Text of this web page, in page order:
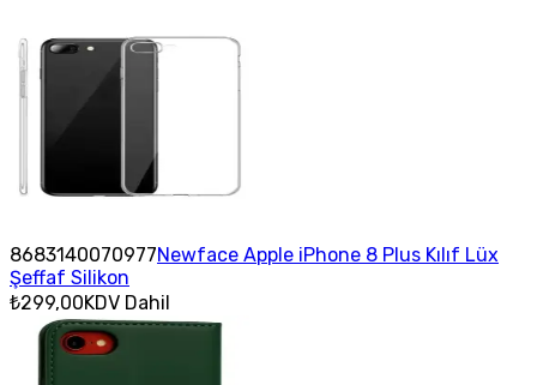
8683140070977Newface Apple iPhone 8 Plus Kılıf Lüx
Şeffaf Silikon
₺299,00KDV Dahil